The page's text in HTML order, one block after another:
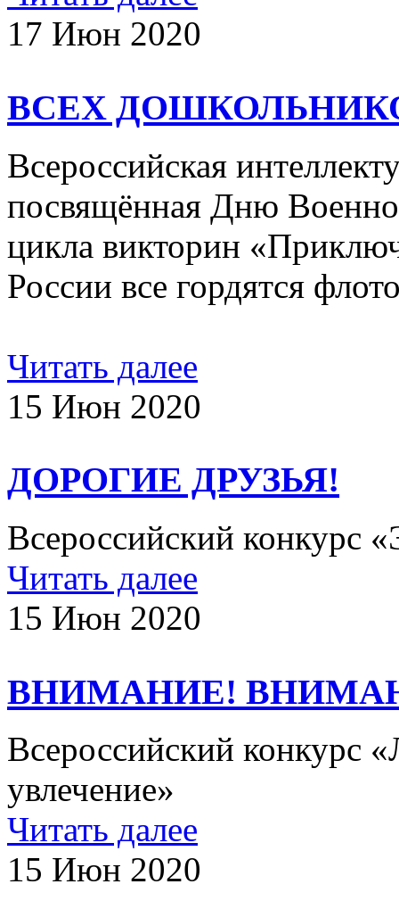
17 Июн 2020
ВСЕХ
Всероссийская
посвящённая Дню
цикла викторин
России все гордятся
Читать далее
15 Июн 2020
ДОРОГИЕ ДРУЗЬЯ!
Всероссийский
Читать далее
15 Июн 2020
ВНИМАНИЕ!
Всероссийский конкурс
увлечение»
Читать далее
15 Июн 2020